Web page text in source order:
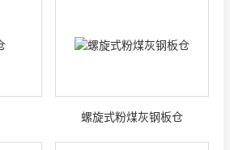
螺旋式粉煤灰钢板仓